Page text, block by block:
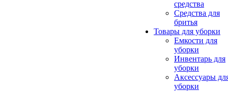
средства
Средства для
бритья
Товары для уборки
Емкости для
уборки
Инвентарь для
уборки
Аксессуары
уборки